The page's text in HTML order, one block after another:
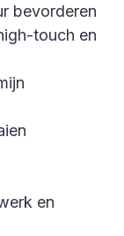
bevorderen
touch en
en